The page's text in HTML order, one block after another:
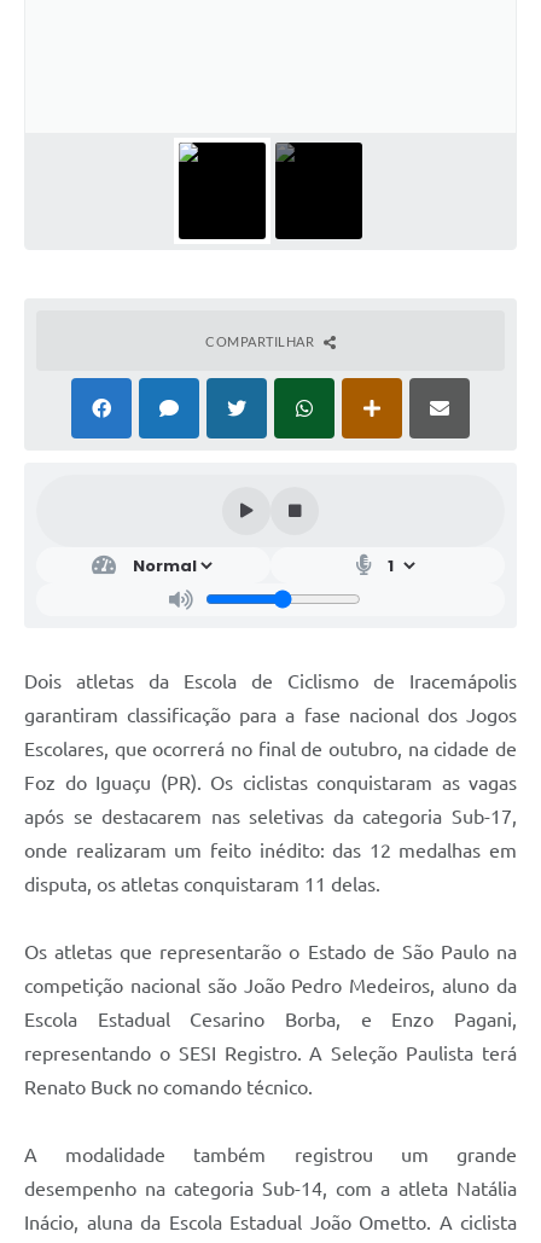
COMPARTILHAR
Dois atletas da Escola de Ciclismo de Iracemápolis
garantiram classificação para a fase nacional dos Jogos
Escolares, que ocorrerá no final de outubro, na cidade de
Foz do Iguaçu (PR). Os ciclistas conquistaram as vagas
após se destacarem nas seletivas da categoria Sub-17,
onde realizaram um feito inédito: das 12 medalhas em
disputa, os atletas conquistaram 11 delas.
Os atletas que representarão o Estado de São Paulo na
competição nacional são João Pedro Medeiros, aluno da
Escola Estadual Cesarino Borba, e Enzo Pagani,
representando o SESI Registro. A Seleção Paulista terá
Renato Buck no comando técnico.
A modalidade também registrou um grande
desempenho na categoria Sub-14, com a atleta Natália
Inácio, aluna da Escola Estadual João Ometto. A ciclista